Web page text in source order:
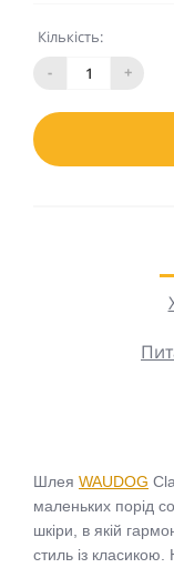
Кількість:
-
+
Шлея WAUDOG
маленьких порід
шкіри, в якій
стиль із класикою.